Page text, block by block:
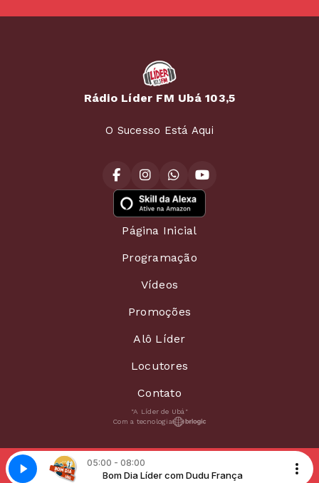
05:00 - 08:00
França Bom Dia Líder com Dudu França
BOMBEIRO MUNHOZ E MARIANO - SEU BOMBEIRO
Rádio Líder FM Ubá 103,5
O Sucesso Está Aqui
Página Inicial
Programação
Vídeos
Promoções
Alô Líder
Locutores
Contato
"A Líder de Ubá"
Com a tecnologia